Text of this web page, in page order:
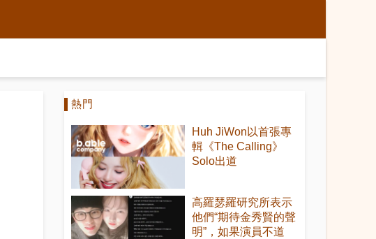
熱門
Huh JiWon以首張專
輯《The Calling》
Solo出道
高羅瑟羅研究所表示
他們“期待金秀賢的聲
明”，如果演員不道